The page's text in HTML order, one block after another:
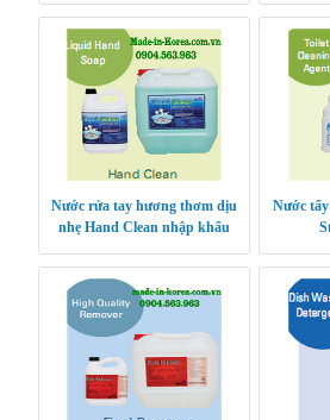
Nước rửa tay hương thơm dịu
nhẹ Hand Clean nhập khẩu
Nước